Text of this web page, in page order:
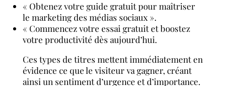
« Obtenez votre guide gratuit pour maîtriser
le marketing des médias sociaux ».
« Commencez votre essai gratuit et boostez
votre productivité dès aujourd’hui.
Ces types de titres mettent immédiatement en
évidence ce que le visiteur va gagner, créant
ainsi un sentiment d’urgence et d’importance.